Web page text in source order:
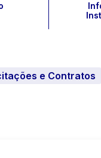
e Contratos